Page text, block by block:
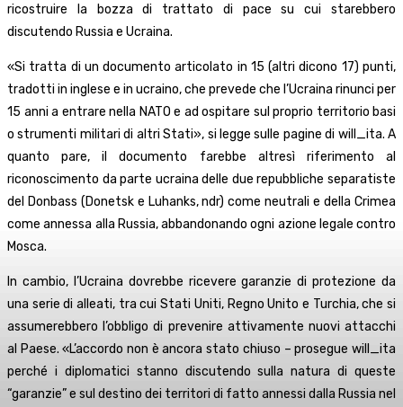
ricostruire la bozza di trattato di pace su cui starebbero
discutendo Russia e Ucraina.
«Si tratta di un documento articolato in 15 (altri dicono 17) punti,
tradotti in inglese e in ucraino, che prevede che l’Ucraina rinunci per
15 anni a entrare nella NATO e ad ospitare sul proprio territorio basi
o strumenti militari di altri Stati», si legge sulle pagine di will_ita. A
quanto pare, il documento farebbe altresì riferimento al
riconoscimento da parte ucraina delle due repubbliche separatiste
del Donbass (Donetsk e Luhanks, ndr) come neutrali e della Crimea
come annessa alla Russia, abbandonando ogni azione legale contro
Mosca.
In cambio, l’Ucraina dovrebbe ricevere garanzie di protezione da
una serie di alleati, tra cui Stati Uniti, Regno Unito e Turchia, che si
assumerebbero l’obbligo di prevenire attivamente nuovi attacchi
al Paese. «L’accordo non è ancora stato chiuso – prosegue will_ita
perché i diplomatici stanno discutendo sulla natura di queste
“garanzie” e sul destino dei territori di fatto annessi dalla Russia nel